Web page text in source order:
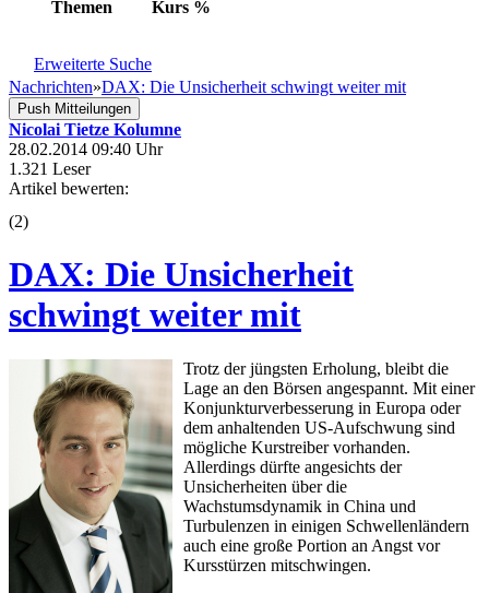
Themen Kurs %
Erweiterte Suche
Nachrichten»DAX: Die Unsicherheit schwingt weiter mit
Push Mitteilungen
Nicolai Tietze Kolumne
28.02.2014 09:40 Uhr
1.321 Leser
Artikel bewerten:
(2)
DAX: Die Unsicherheit
schwingt weiter mit
Trotz der jüngsten Erholung, bleibt die
Lage an den Börsen angespannt. Mit einer
Konjunkturverbesserung in Europa oder
dem anhaltenden US-Aufschwung sind
mögliche Kurstreiber vorhanden.
Allerdings dürfte angesichts der
Unsicherheiten über die
Wachstumsdynamik in China und
Turbulenzen in einigen Schwellenländern
auch eine große Portion an Angst vor
Kursstürzen mitschwingen.